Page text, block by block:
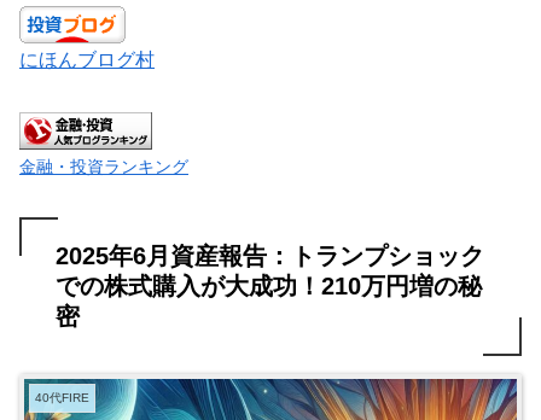
にほんブログ村
金融・投資ランキング
2025年6月資産報告：トランプショック
での株式購入が大成功！210万円増の秘
密
40代FIRE